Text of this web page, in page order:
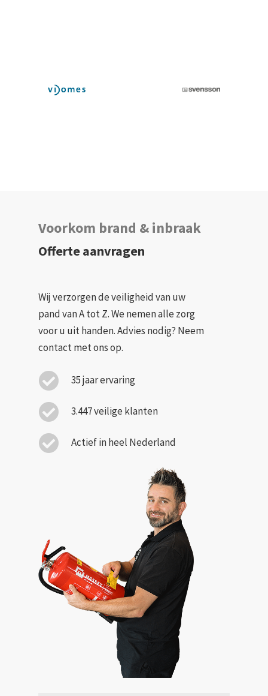
Voorkom brand & inbraak
Offerte aanvragen
Wij verzorgen de veiligheid van uw
pand van A tot Z. We nemen alle zorg
voor u uit handen. Advies nodig? Neem
contact met ons op.
35 jaar ervaring
3.447 veilige klanten
Actief in heel Nederland